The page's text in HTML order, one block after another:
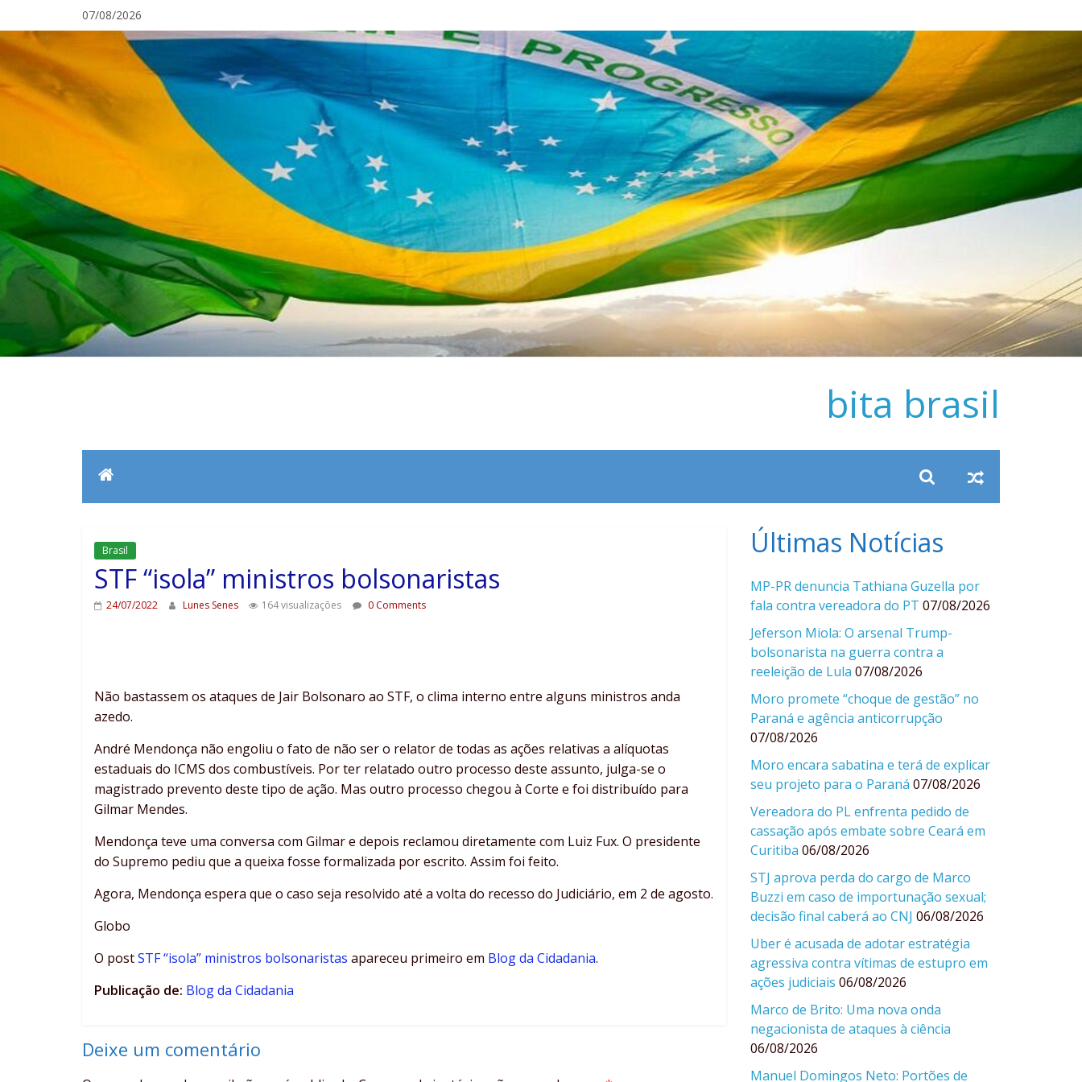
para
conteúdo
07/08/2026
bita brasil
Brasil
STF “isola” ministros bolsonaristas
24/07/2022 Lunes Senes 164 visualizações 0 Comments
Não bastassem os ataques de Jair Bolsonaro ao STF, o clima interno entre alguns ministros anda
azedo.
André Mendonça não engoliu o fato de não ser o relator de todas as ações relativas a alíquotas
estaduais do ICMS dos combustíveis. Por ter relatado outro processo deste assunto, julga-se o
magistrado prevento deste tipo de ação. Mas outro processo chegou à Corte e foi distribuído para
Gilmar Mendes.
Mendonça teve uma conversa com Gilmar e depois reclamou diretamente com Luiz Fux. O presidente
do Supremo pediu que a queixa fosse formalizada por escrito. Assim foi feito.
Agora, Mendonça espera que o caso seja resolvido até a volta do recesso do Judiciário, em 2 de agosto.
Globo
O postSTF “isola” ministros bolsonaristas apareceu primeiro em Blog da Cidadania.
Publicação de: Blog da Cidadania
Deixe um comentário
Últimas Notícias
MP-PR denuncia Tathiana Guzella por
fala contra vereadora do PT 07/08/2026
Jeferson Miola: O arsenal Trump-
bolsonarista na guerra contra a
reeleição de Lula 07/08/2026
Moro promete “choque de gestão” no
Paraná e agência anticorrupção
07/08/2026
Moro encara sabatina e terá de explicar
seu projeto para o Paraná 07/08/2026
Vereadora do PL enfrenta pedido de
cassação após embate sobre Ceará em
Curitiba 06/08/2026
STJ aprova perda do cargo de Marco
Buzzi em caso de importunação sexual;
decisão final caberá ao CNJ 06/08/2026
Uber é acusada de adotar estratégia
agressiva contra vítimas de estupro em
ações judiciais 06/08/2026
Marco de Brito: Uma nova onda
negacionista de ataques à ciência
06/08/2026
Manuel Domingos Neto: Portões de